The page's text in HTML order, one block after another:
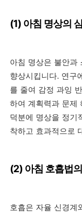
(1) 아침 명상의
아침 명상은 불안과
향상시킵니다. 연구
를 줄여 감정 과잉
하여 계획력과 문제
덕분에 명상을 정기
착하고 효과적으로
(2) 아침 호흡법
호흡은 자율 신경계